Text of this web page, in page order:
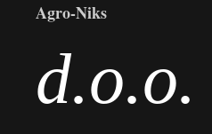
Agro-Niks
d.o.o.